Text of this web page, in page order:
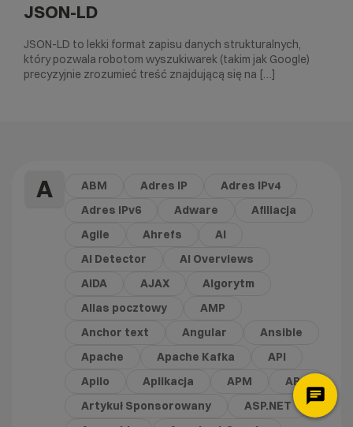
JSON-LD
JSON-LD to lekki format zapisu danych strukturalnych,
który pozwala robotom wyszukiwarek (takim jak Google)
precyzyjnie zrozumieć treść znajdującą się na […]
A ABM Adres IP
Adres IPv4
Adres IPv6
Adware
Afiliacja
Agile
Ahrefs
AI
AI Detector
AI Overviews
AIDA
AJAX
Algorytm
Alias pocztowy
AMP
Anchor text
Angular
Ansible
Apache
Apache Kafka
API
Apilo
Aplikacja APM
ARC
Artykuł Sponsorowany
ASP.NET